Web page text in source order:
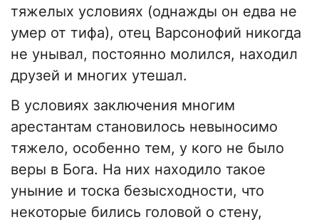
тяжелых условиях (однажды он едва не
умер от тифа), отец Варсонофий никогда
не унывал, постоянно молился, находил
друзей и многих утешал.
В условиях заключения многим
арестантам становилось невыносимо
тяжело, особенно тем, у кого не было
веры в Бога. На них находило такое
уныние и тоска безысходности, что
некоторые бились головой о стену,